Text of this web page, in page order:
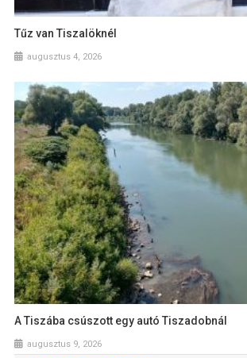
Tűz van Tiszalöknél
augusztus 4, 2026
A Tiszába csúszott egy autó Tiszadobnál
augusztus 9, 2026